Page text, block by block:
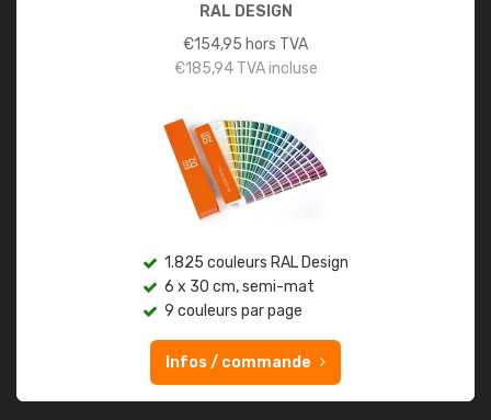
RAL DESIGN
€154,95 hors TVA
€185,94TVA incluse
1.825 couleurs RAL Design
6 x 30 cm, semi-mat
9 couleurs par page
Infos / commande